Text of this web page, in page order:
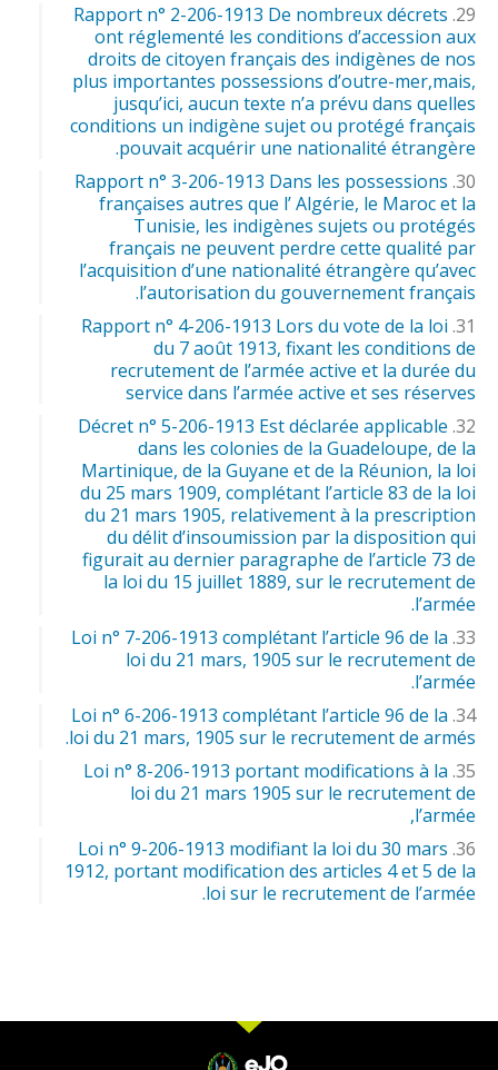
Rapport n° 2-206-1913 De nombreux décrets
ont réglementé les conditions d’accession aux
droits de citoyen français des indigènes de nos
plus importantes possessions d’outre-mer,mais,
jusqu’ici, aucun texte n’a prévu dans quelles
conditions un indigène sujet ou protégé français
pouvait acquérir une nationalité étrangère.
Rapport n° 3-206-1913 Dans les possessions
françaises autres que l’ Algérie, le Maroc et la
Tunisie, les indigènes sujets ou protégés
français ne peuvent perdre cette qualité par
l’acquisition d’une nationalité étrangère qu’avec
l’autorisation du gouvernement français.
Rapport n° 4-206-1913 Lors du vote de la loi
du 7 août 1913, fixant les conditions de
recrutement de l’armée active et la durée du
service dans l’armée active et ses réserves
Décret n° 5-206-1913 Est déclarée applicable
dans les colonies de la Guadeloupe, de la
Martinique, de la Guyane et de la Réunion, la loi
du 25 mars 1909, complétant l’article 83 de la loi
du 21 mars 1905, relativement à la prescription
du délit d’insoumission par la disposition qui
figurait au dernier paragraphe de l’article 73 de
la loi du 15 juillet 1889, sur le recrutement de
l’armée.
Loi n° 7-206-1913 complétant l’article 96 de la
loi du 21 mars, 1905 sur le recrutement de
l’armée.
Loi n° 6-206-1913 complétant l’article 96 de la
loi du 21 mars, 1905 sur le recrutement de armés.
Loi n° 8-206-1913 portant modifications à la
loi du 21 mars 1905 sur le recrutement de
l’armée,
Loi n° 9-206-1913 modifiant la loi du 30 mars
1912, portant modification des articles 4 et 5 de la
loi sur le recrutement de l’armée.